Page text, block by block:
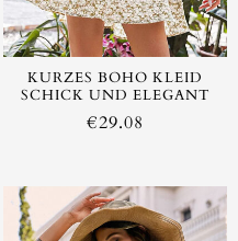
KURZES BOHO KLEID
SCHICK UND ELEGANT
€29.08